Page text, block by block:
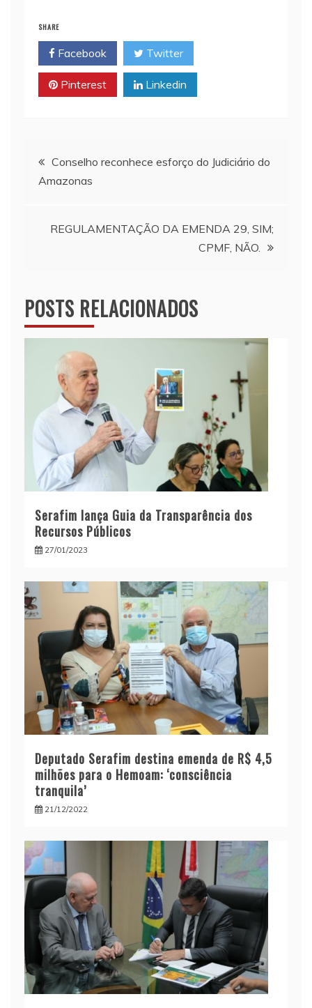
A
p
p
i
n
k
SHARE
Facebook Twitter
Pinterest Linkedin
Navegação
de
Post
Conselho reconhece esforço do Judiciário do
Amazonas
REGULAMENTAÇÃO DA EMENDA 29, SIM;
CPMF, NÃO.
POSTS RELACIONADOS
Serafim lança Guia da Transparência dos
Recursos Públicos
27/01/2023
Deputado Serafim destina emenda de R$ 4,5
milhões para o Hemoam: ‘consciência
tranquila’
21/12/2022